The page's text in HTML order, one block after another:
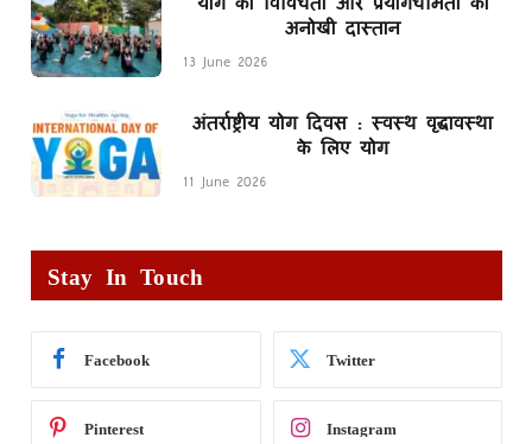
अनोखी दास्तान
13 June 2026
अंतर्राष्ट्रीय योग दिवस : स्वस्थ वृद्धावस्था
के लिए योग
11 June 2026
Stay In Touch
Facebook Twitter
Pinterest Instagram